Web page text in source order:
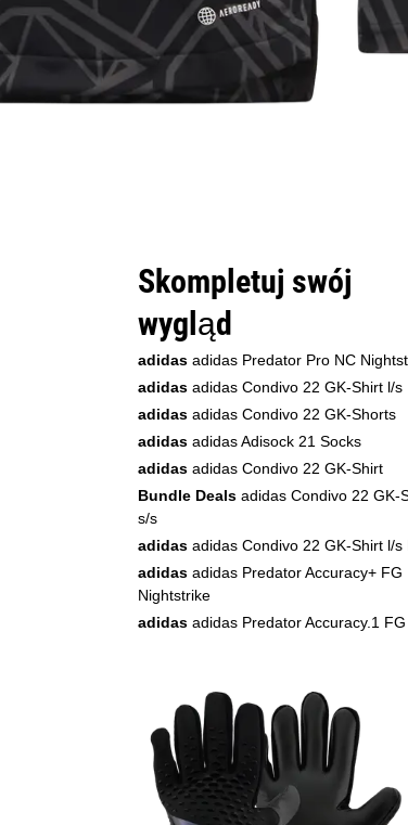
Skompletuj swój
wygląd
adidas adidas Predator Pro NC
adidas adidas Condivo 22 GK-Shirt l/s
adidas adidas Condivo 22 GK-Shorts
adidas adidas Adisock 21 Socks
adidas adidas Condivo 22 GK-Shirt
Bundle Deals adidas Condivo 22 GK-
s/s
adidas adidas Condivo 22 GK-Shirt l/s
adidas adidas Predator Accuracy+ FG
Nightstrike
adidas adidas Predator Accuracy.1 FG
Nightstrike